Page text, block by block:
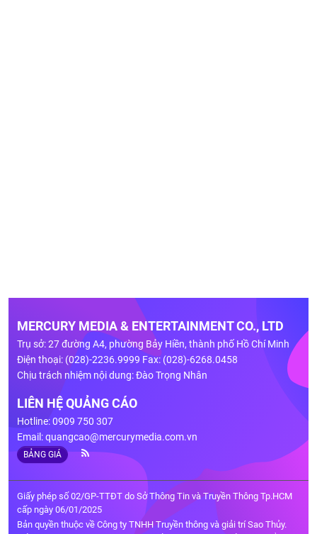
MERCURY MEDIA & ENTERTAINMENT CO., LTD
Trụ sở: 27 đường A4, phường Bảy Hiền, thành phố Hồ Chí Minh
Điện thoại: (028)-2236.9999 Fax: (028)-6268.0458
Chịu trách nhiệm nội dung: Đào Trọng Nhân
LIÊN HỆ QUẢNG CÁO
Hotline: 0909 750 307
Email:quangcao@mercurymedia.com.vn
BẢNG GIÁ
Giấy phép số 02/GP-TTĐT do Sở Thông Tin và Truyền Thông Tp.HCM
cấp ngày 06/01/2025
Bản quyền thuộc về Công ty TNHH Truyền thông và giải trí Sao Thủy.